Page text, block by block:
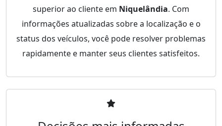
superior ao cliente em Niquelândia. Com
informações atualizadas sobre a localização e o
status dos veículos, você pode resolver problemas
rapidamente e manter seus clientes satisfeitos.